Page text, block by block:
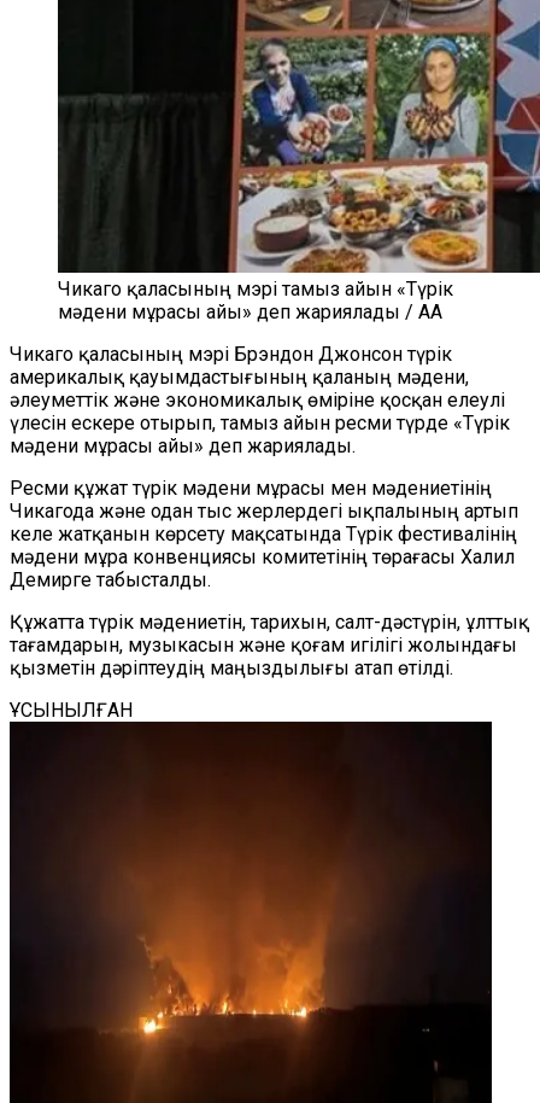
Чикаго қаласының мэрі тамыз айын «Түрік
мәдени мұрасы айы» деп жариялады / AA
Чикаго қаласының мэрі Брэндон Джонсон түрік
америкалық қауымдастығының қаланың мәдени,
әлеуметтік және экономикалық өміріне қосқан елеулі
үлесін ескере отырып, тамыз айын ресми түрде «Түрік
мәдени мұрасы айы» деп жариялады.
Ресми құжат түрік мәдени мұрасы мен мәдениетінің
Чикагода және одан тыс жерлердегі ықпалының артып
келе жатқанын көрсету мақсатында Түрік фестивалінің
мәдени мұра конвенциясы комитетінің төрағасы Халил
Демирге табысталды.
Құжатта түрік мәдениетін, тарихын, салт-дәстүрін, ұлттық
тағамдарын, музыкасын және қоғам игілігі жолындағы
қызметін дәріптеудің маңыздылығы атап өтілді.
ҰСЫНЫЛҒАН